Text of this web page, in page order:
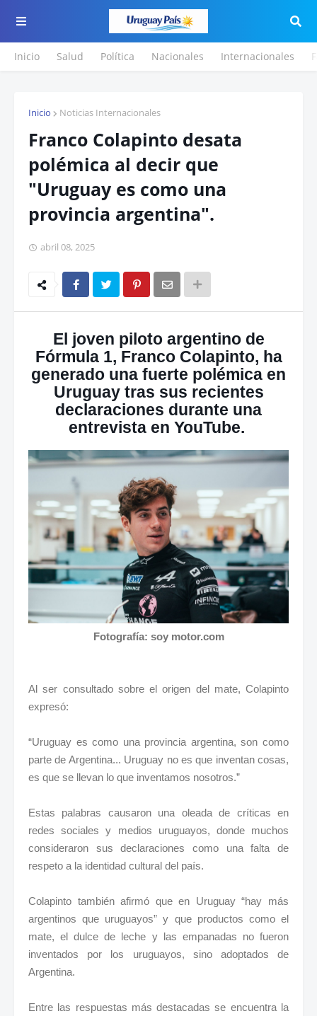
Inicio Salud Política Nacionales Internacionales
Inicio Noticias Internacionales
Franco Colapinto desata
polémica al decir que
"Uruguay es como una
provincia argentina".
abril 08, 2025
El joven piloto argentino de
Fórmula 1, Franco Colapinto, ha
generado una fuerte polémica en
Uruguay tras sus recientes
declaraciones durante una
entrevista en YouTube.
Fotografía: soy motor.com
Al ser consultado sobre el origen del mate, Colapinto
expresó:
“Uruguay es como una provincia argentina, son como
parte de Argentina... Uruguay no es que inventan cosas,
es que se llevan lo que inventamos nosotros.”
Estas palabras causaron una oleada de críticas en
redes sociales y medios uruguayos, donde muchos
consideraron sus declaraciones como una falta de
respeto a la identidad cultural del país.
Colapinto también afirmó que en Uruguay “hay más
argentinos que uruguayos” y que productos como el
mate, el dulce de leche y las empanadas no fueron
inventados por los uruguayos, sino adoptados de
Argentina.
Entre las respuestas más destacadas se encuentra la